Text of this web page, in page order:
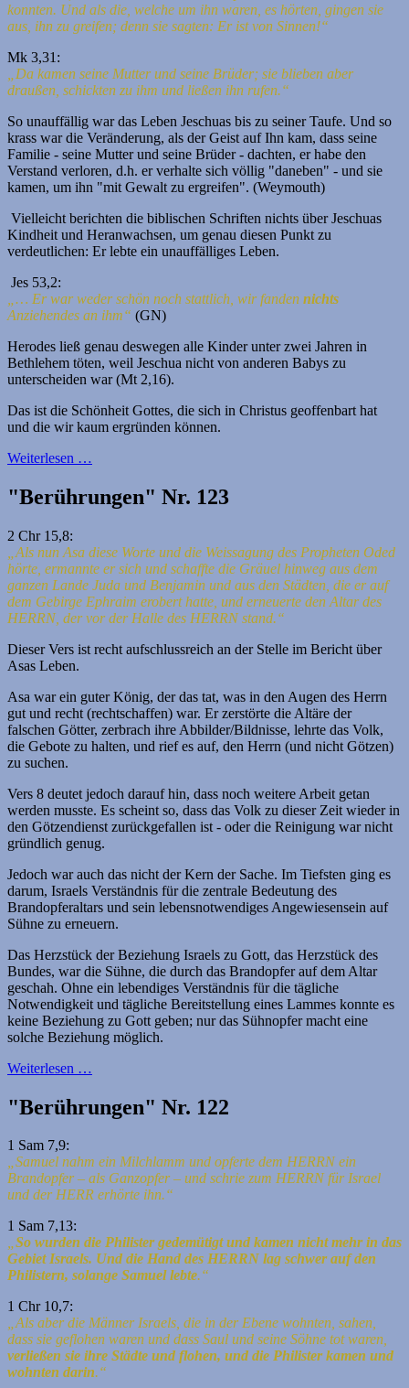
konnten. Und als die, welche um ihn waren, es hörten, gingen sie
aus, ihn zu greifen; denn sie sagten: Er ist von Sinnen!“
Mk 3,31:
„Da kamen seine Mutter und seine Brüder; sie blieben aber
draußen, schickten zu ihm und ließen ihn rufen.“
So unauffällig war das Leben Jeschuas bis zu seiner Taufe. Und so
krass war die Veränderung, als der Geist auf Ihn kam, dass seine
Familie - seine Mutter und seine Brüder - dachten, er habe den
Verstand verloren, d.h. er verhalte sich völlig "daneben" - und sie
kamen, um ihn "mit Gewalt zu ergreifen". (Weymouth)
Vielleicht berichten die biblischen Schriften nichts über Jeschuas
Kindheit und Heranwachsen, um genau diesen Punkt zu
verdeutlichen: Er lebte ein unauffälliges Leben.
Jes 53,2:
„… Er war weder schön noch stattlich, wir fanden nichts
Anziehendes an ihm“ (GN)
Herodes ließ genau deswegen alle Kinder unter zwei Jahren in
Bethlehem töten, weil Jeschua nicht von anderen Babys zu
unterscheiden war (Mt 2,16).
Das ist die Schönheit Gottes, die sich in Christus geoffenbart hat
und die wir kaum ergründen können.
Weiterlesen …
"Berührungen" Nr. 123
2 Chr 15,8:
„Als nun Asa diese Worte und die Weissagung des Propheten Oded
hörte, ermannte er sich und schaffte die Gräuel hinweg aus dem
ganzen Lande Juda und Benjamin und aus den Städten, die er auf
dem Gebirge Ephraim erobert hatte, und erneuerte den Altar des
HERRN, der vor der Halle des HERRN stand.“
Dieser Vers ist recht aufschlussreich an der Stelle im Bericht über
Asas Leben.
Asa war ein guter König, der das tat, was in den Augen des Herrn
gut und recht (rechtschaffen) war. Er zerstörte die Altäre der
falschen Götter, zerbrach ihre Abbilder/Bildnisse, lehrte das Volk,
die Gebote zu halten, und rief es auf, den Herrn (und nicht Götzen)
zu suchen.
Vers 8 deutet jedoch darauf hin, dass noch weitere Arbeit getan
werden musste. Es scheint so, dass das Volk zu dieser Zeit wieder in
den Götzendienst zurückgefallen ist - oder die Reinigung war nicht
gründlich genug.
Jedoch war auch das nicht der Kern der Sache. Im Tiefsten ging es
darum, Israels Verständnis für die zentrale Bedeutung des
Brandopferaltars und sein lebensnotwendiges Angewiesensein auf
Sühne zu erneuern.
Das Herzstück der Beziehung Israels zu Gott, das Herzstück des
Bundes, war die Sühne, die durch das Brandopfer auf dem Altar
geschah. Ohne ein lebendiges Verständnis für die tägliche
Notwendigkeit und tägliche Bereitstellung eines Lammes konnte es
keine Beziehung zu Gott geben; nur das Sühnopfer macht eine
solche Beziehung möglich.
Weiterlesen …
"Berührungen" Nr. 122
1 Sam 7,9:
„Samuel nahm ein Milchlamm und opferte dem HERRN ein
Brandopfer – als Ganzopfer – und schrie zum HERRN für Israel
und der HERR erhörte ihn.“
1 Sam 7,13:
„So wurden die Philister gedemütigt und kamen nicht mehr in das
Gebiet Israels. Und die Hand des HERRN lag schwer auf den
Philistern, solange Samuel lebte.“
1 Chr 10,7:
„Als aber die Männer Israels, die in der Ebene wohnten, sahen,
dass sie geflohen waren und dass Saul und seine Söhne tot waren,
verließen sie ihre Städte und flohen, und die Philister kamen und
wohnten darin.“